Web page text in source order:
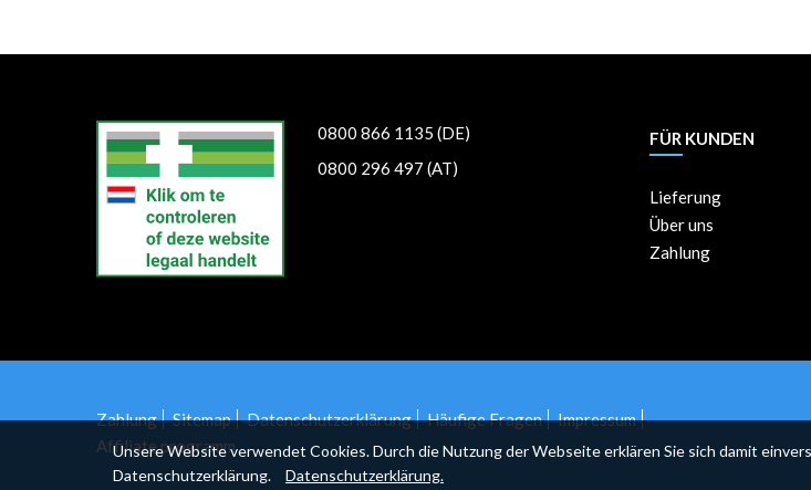
0800 866 1135 (DE)
0800 296 497 (AT)
FÜR KUNDEN
Lieferung
Über uns
Zahlung
Zahlung Sitemap Datenschutzerklärung Häufige Fragen
Impressum
Affiliate programm
Unsere Website verwendet Cookies. Durch die Nutzung der Webseite erklären Sie sich damit
Datenschutzerklärung.
Datenschutzerklärung.